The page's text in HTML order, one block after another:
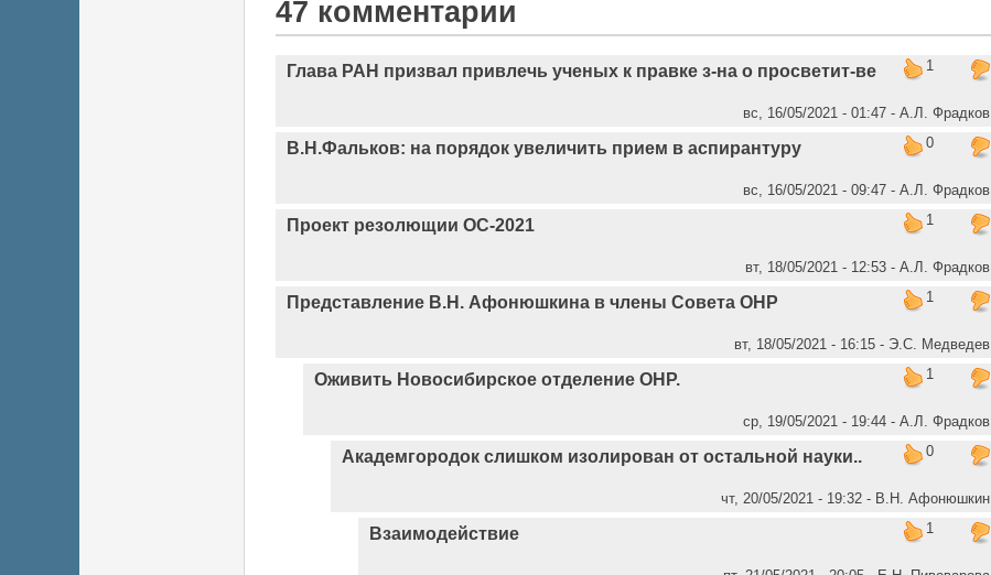
47 комментарии
1
Глава РАН призвал привлечь ученых к правке з-на о просветит-ве
вс, 16/05/2021 - 01:47 - А.Л. Фрадков
0
В.Н.Фальков: на порядок увеличить прием в аспирантуру
вс, 16/05/2021 - 09:47 - А.Л. Фрадков
1
Проект резолющии ОС-2021
вт, 18/05/2021 - 12:53 - А.Л. Фрадков
1
Представление В.Н. Афонюшкина в члены Совета ОНР
вт, 18/05/2021 - 16:15 - Э.С. Медведев
1
Оживить Новосибирское отделение ОНР.
ср, 19/05/2021 - 19:44 - А.Л. Фрадков
0
Академгородок слишком изолирован от остальной науки..
чт, 20/05/2021 - 19:32 - В.Н. Афонюшкин
1
Взаимодействие